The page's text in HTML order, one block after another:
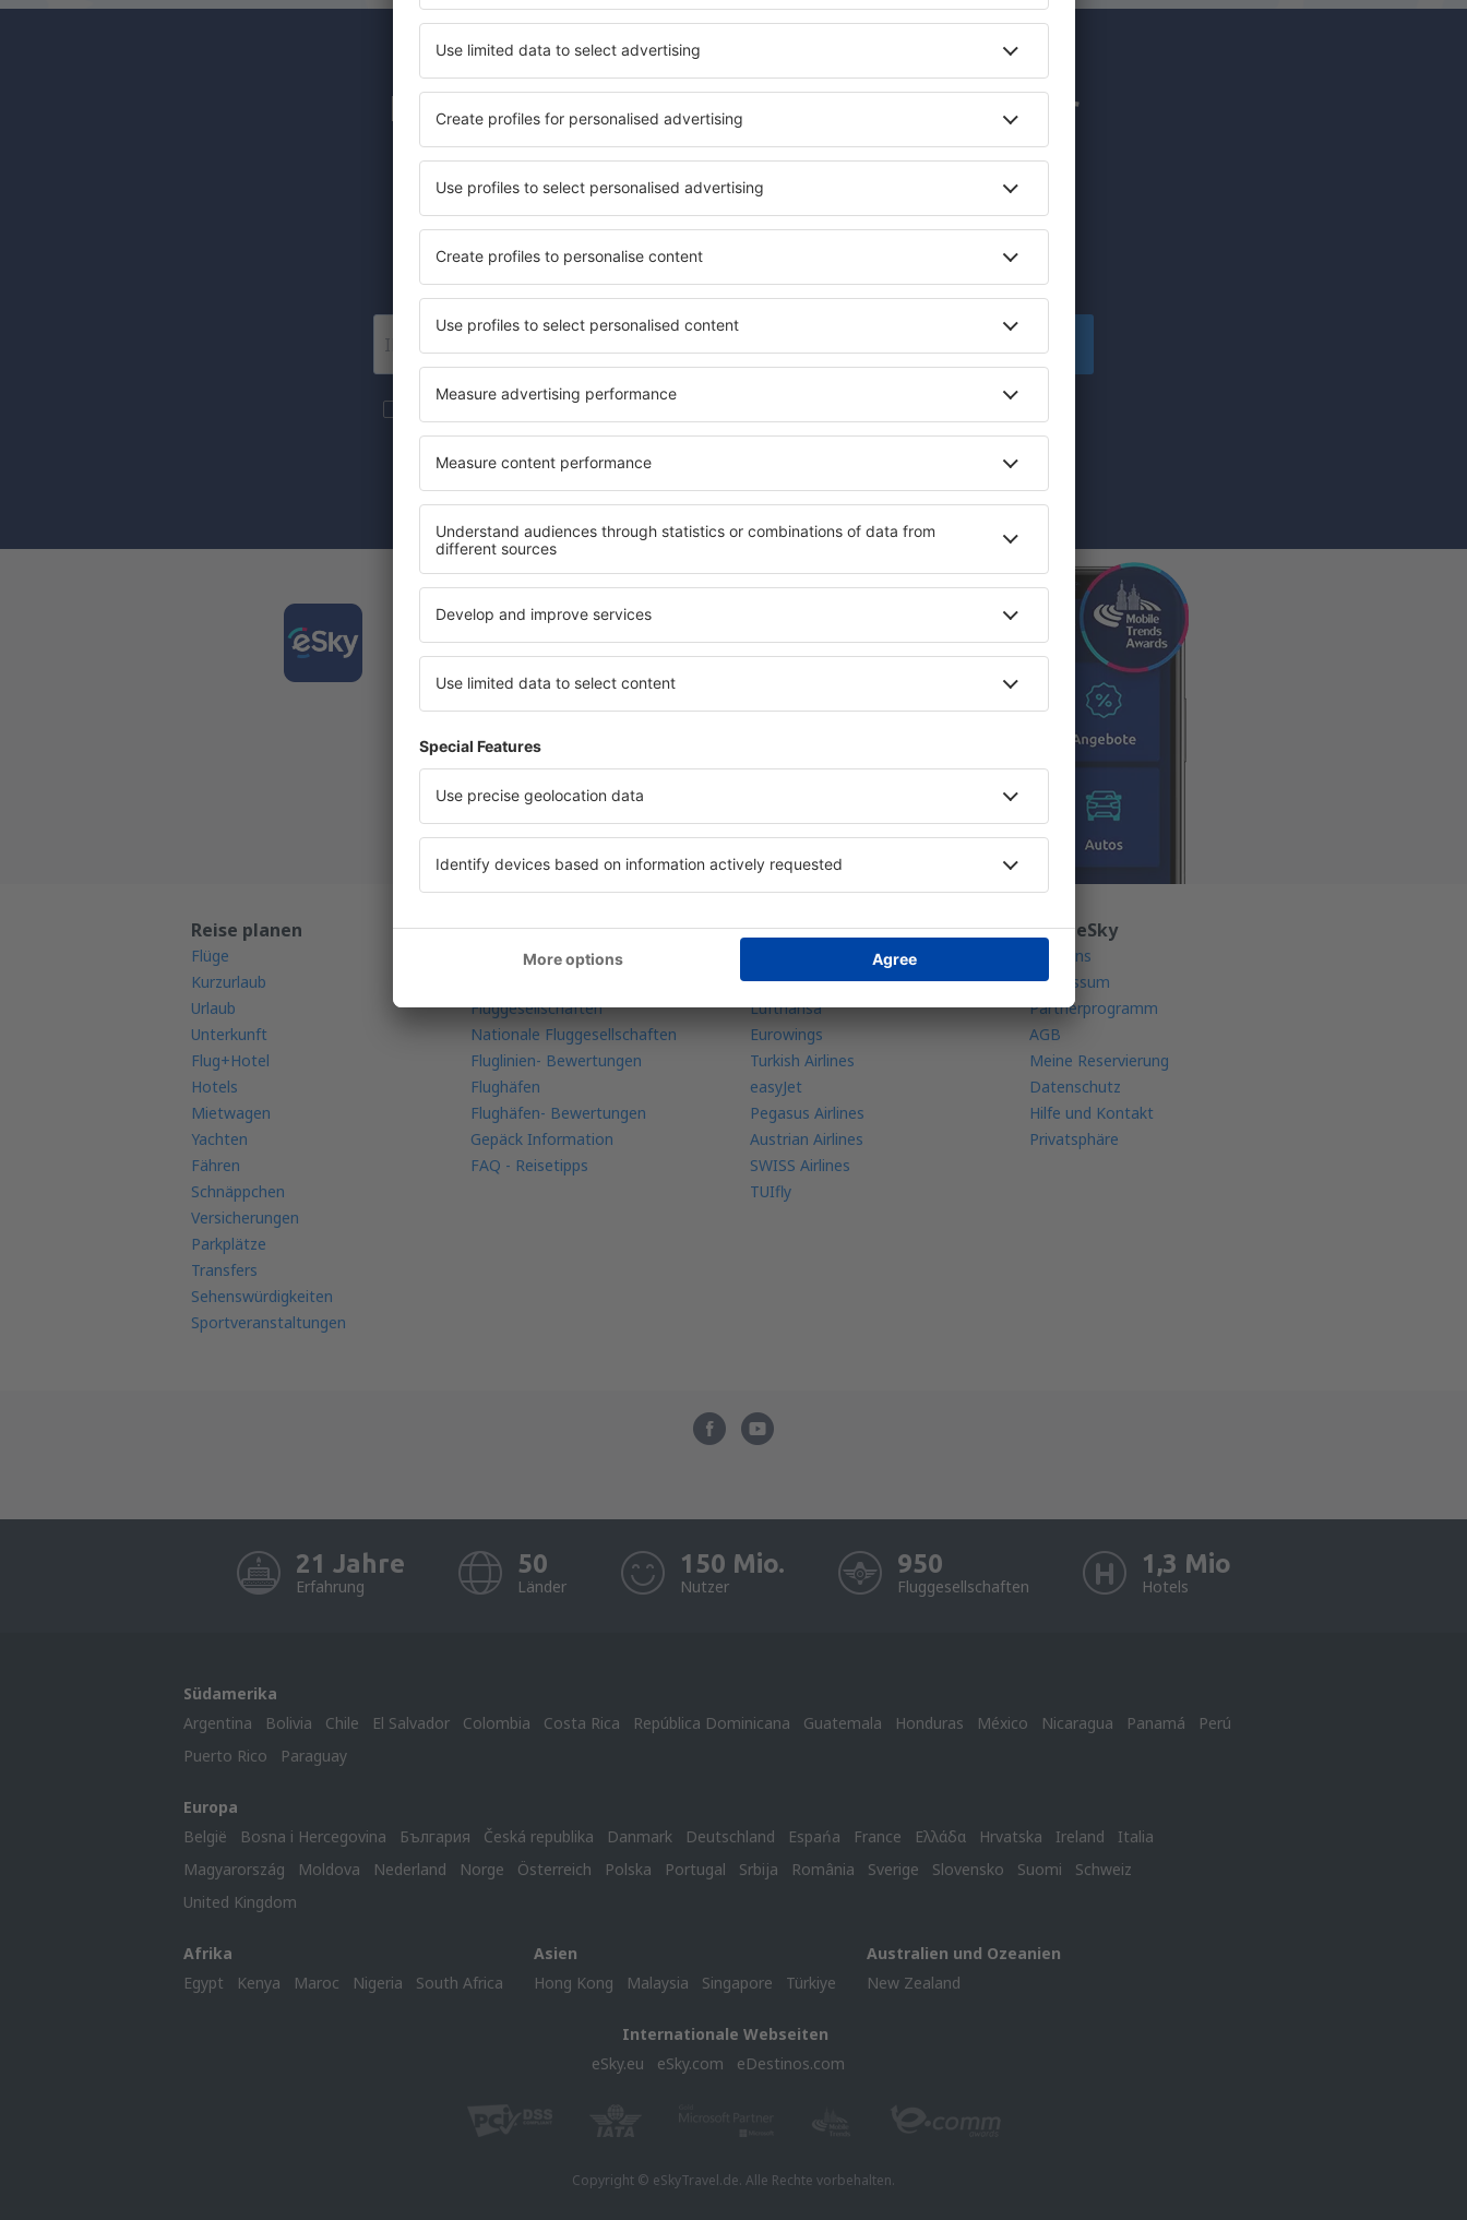
Newsletter-Empfänger reisen mehr für
weniger Geld
Günstige Flüge, Städtereisen, Urlaub – sichern Sie sich einzigartige
Reiseangebote vor anderen.
Wir senden Dir nur die besten Schnäppchen – versprochen!
Mit dem Ankreuzen der Newsletter Checkbox und der Auswahl „Speichern”(zusammen), erteilen Sie die
Zustimmung zur Verarbeitung Ihrer persönlichen Daten
Laden Sie unsere App herunter
und planen Sie Ihre Reisen
Täglich neue Angebote zur Hand
Alle Ihre Buchungen an einem Ort
Reise planen
Flüge
Kurzurlaub
Urlaub
Unterkunft
Flug+Hotel
Hotels
Mietwagen
Yachten
Fähren
Schnäppchen
Versicherungen
Parkplätze
Transfers
Sehenswürdigkeiten
Sportveranstaltungen
Mehr Infos
Mobile app
Fluggesellschaften
Nationale Fluggesellschaften
Fluglinien- Bewertungen
Flughäfen
Flughäfen- Bewertungen
Gepäck Information
FAQ - Reisetipps
Fluggesellschaften
WizzAir
Lufthansa
Eurowings
Turkish Airlines
easyJet
Pegasus Airlines
Austrian Airlines
SWISS Airlines
TUIfly
Über eSky
Über uns
Impressum
Partnerprogramm
AGB
Meine Reservierung
Datenschutz
Hilfe und Kontakt
Privatsphäre
21 Jahre
Erfahrung
50
Länder
150 Mio.
Nutzer
950
Fluggesellschaften
1,3 Mio
Hotels
Südamerika
Argentina
Bolivia Chile El Salvador Colombia Costa Rica República Dominicana Guatemala Honduras México Nicaragua Panamá
Perú
Puerto Rico
Paraguay
Europa
België
Bosna i Hercegovina България Česká republika Danmark Deutschland Espańa France Ελλάδα Hrvatska Ireland
Italia
Magyarország
Moldova Nederland Norge Österreich Polska Portugal Srbija România Sverige Slovensko Suomi
Schweiz
United Kingdom
Afrika
Egypt
Kenya Maroc Nigeria South Africa
Asien
Hong Kong
Malaysia Singapore Türkiye
Australien und Ozeanien
New Zealand
Internationale Webseiten
eSky.eu
eSky.com eDestinos.com
Copyright © eSkyTravel.de. Alle Rechte vorbehalten.